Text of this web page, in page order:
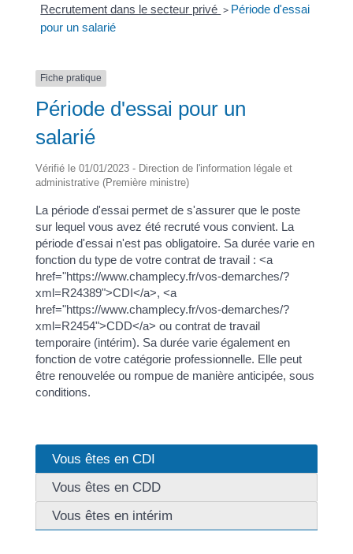
Recrutement dans le secteur privé > Période d'essai
pour un salarié
Fiche pratique
Période d'essai pour un
salarié
Vérifié le 01/01/2023 - Direction de l'information légale et
administrative (Première ministre)
La période d'essai permet de s'assurer que le poste
sur lequel vous avez été recruté vous convient. La
période d'essai n'est pas obligatoire. Sa durée varie en
fonction du type de votre contrat de travail : <a
href="https://www.champlecy.fr/vos-demarches/?
xml=R24389">CDI</a>, <a
href="https://www.champlecy.fr/vos-demarches/?
xml=R2454">CDD</a> ou contrat de travail
temporaire (intérim). Sa durée varie également en
fonction de votre catégorie professionnelle. Elle peut
être renouvelée ou rompue de manière anticipée, sous
conditions.
Vous êtes en CDI
Vous êtes en CDD
Vous êtes en intérim